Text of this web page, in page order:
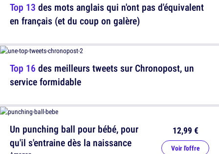
Top 16 des meilleurs tweets sur Chronopost, un
service formidable
Top 13 des mots anglais qui n'ont pas d'équivalent
en français (et du coup on galère)
Un punching ball pour bébé, pour
qu'il s'entraine dès la naissance
12,99 €
Voir l'offre